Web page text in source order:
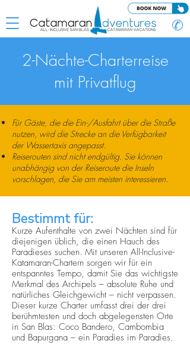
✆
2-Nächte-Charterreise
mit Privatflug
Für Gäste, die die Ein-/Ausfahrt über die Straße
nutzen, wird die Strecke an die Verfügbarkeit
der Wassertaxis angepasst.
Reiserouten sind nicht endgültig. Sie können
unabhängig von der Reiseroute die Inseln
vorschlagen, die Sie am meisten interessieren.
Bestimmt für:
Kurze Aufenthalte von zwei Nächten sind für
diejenigen üblich, die einen Hauch des
Paradieses suchen. Mit unseren All-Inclusive-
Katamaran-Chartern sorgen wir für ein
entspanntes Tempo, damit Sie das wichtigste
Merkmal des Archipels – absolute Ruhe und
natürliches Gleichgewicht – nicht verpassen.
Dieser kurze Charter umfasst drei der drei
berühmtesten und doch abgelegensten Orte
in San Blas: Coco Bandero, Cambombia
und Bapurgana – ein Paradies im Paradies.